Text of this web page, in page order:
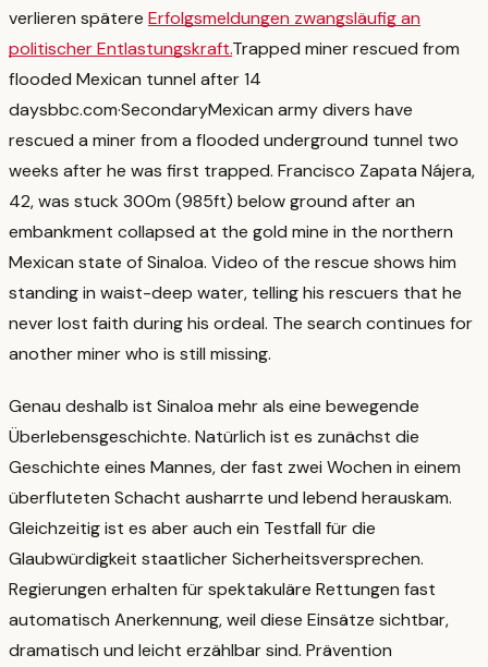
verlieren spätere Erfolgsmeldungen zwangsläufig an
politischer Entlastungskraft.Trapped miner rescued from
flooded Mexican tunnel after 14
daysbbc.com·SecondaryMexican army divers have
rescued a miner from a flooded underground tunnel two
weeks after he was first trapped. Francisco Zapata Nájera,
42, was stuck 300m (985ft) below ground after an
embankment collapsed at the gold mine in the northern
Mexican state of Sinaloa. Video of the rescue shows him
standing in waist-deep water, telling his rescuers that he
never lost faith during his ordeal. The search continues for
another miner who is still missing.
Genau deshalb ist Sinaloa mehr als eine bewegende
Überlebensgeschichte. Natürlich ist es zunächst die
Geschichte eines Mannes, der fast zwei Wochen in einem
überfluteten Schacht ausharrte und lebend herauskam.
Gleichzeitig ist es aber auch ein Testfall für die
Glaubwürdigkeit staatlicher Sicherheitsversprechen.
Regierungen erhalten für spektakuläre Rettungen fast
automatisch Anerkennung, weil diese Einsätze sichtbar,
dramatisch und leicht erzählbar sind. Prävention